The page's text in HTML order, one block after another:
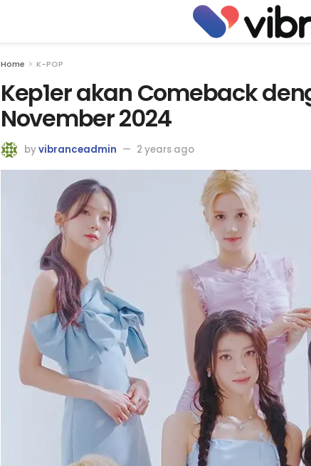
Home K-POP
Kep1er akan Comeback
November 2024
byvibranceadmin 2 years ago